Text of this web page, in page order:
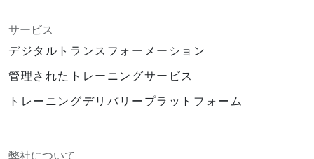
サービス
デジタルトランスフォーメーション
管理されたトレーニングサービス
トレーニングデリバリープラットフォーム
弊社について